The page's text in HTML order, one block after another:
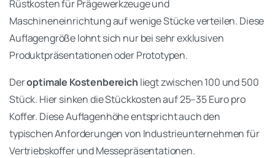
Rüstkosten für Prägewerkzeuge und
Maschineneinrichtung auf wenige Stücke verteilen. Diese
Auflagengröße lohnt sich nur bei sehr exklusiven
Produktpräsentationen oder Prototypen.
Deroptimale Kostenbereich liegt zwischen 100 und 500
Stück. Hier sinken die Stückkosten auf 25–35 Euro pro
Koffer. Diese Auflagenhöhe entspricht auch den
typischen Anforderungen von Industrieunternehmen für
Vertriebskoffer und Messepräsentationen.